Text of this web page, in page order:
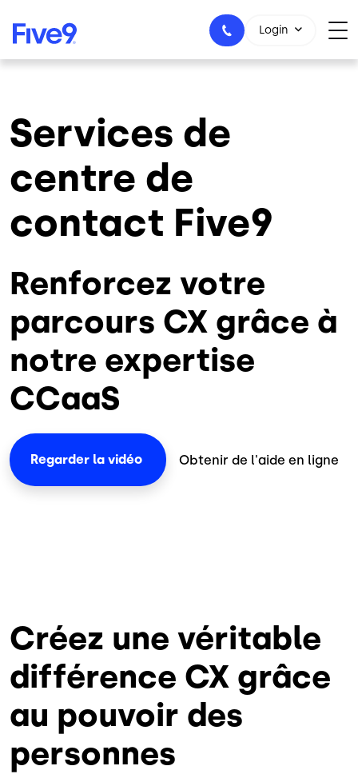
1-800-553-8159
Login
Services de
centre de
contact Five9
Renforcez votre
parcours CX grâce à
notre expertise
CCaaS
Regarder la vidéo Obtenir de l'aide en ligne
Créez une véritable
différence CX grâce
au pouvoir des
personnes